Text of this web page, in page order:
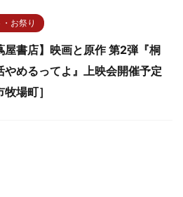
お祭り
屋書店】映画と原作 第2弾『桐
やめるってよ』上映会開催予定
牧場町］